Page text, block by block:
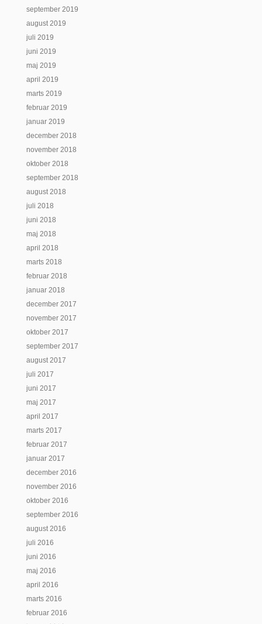
september 2019
august 2019
juli 2019
juni 2019
maj 2019
april 2019
marts 2019
februar 2019
januar 2019
december 2018
november 2018
oktober 2018
september 2018
august 2018
juli 2018
juni 2018
maj 2018
april 2018
marts 2018
februar 2018
januar 2018
december 2017
november 2017
oktober 2017
september 2017
august 2017
juli 2017
juni 2017
maj 2017
april 2017
marts 2017
februar 2017
januar 2017
december 2016
november 2016
oktober 2016
september 2016
august 2016
juli 2016
juni 2016
maj 2016
april 2016
marts 2016
februar 2016